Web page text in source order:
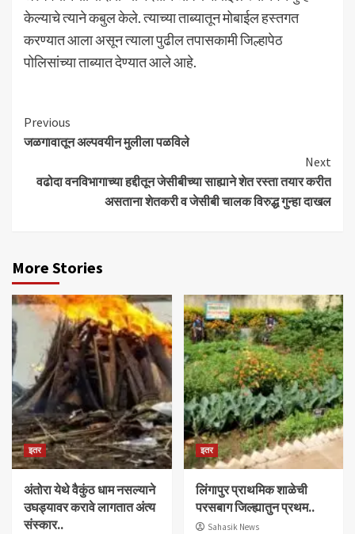
केल्याचे त्याने कबुल केले. त्याच्या ताब्यातून मोबाईल हस्तगत
करण्यात आला असून त्याला पुढील तपासकामी जिल्हापेठ
पोलिसांच्या ताब्यात देण्यात आले आहे.
Continue
Reading
Previous
जळगावातून अल्पवयीन मुलीला पळविले
Next
वढोदा वनविभागाच्या हद्दीतून जेसीबीच्या साह्याने शेत रस्ता तयार करीत
असताना शेतकरी व जेसीबी चालक विरुद्ध गुन्हा दाखल
More Stories
इतर
अंतोरा येथे वैकुंठ धाम नसल्याने
उघड्यावर करावे लागतात अंत्य
संस्कार..
इतर
लिंगापुर प्राथमिक शाळेची
परसबाग जिल्ह्यातुन प्रथम..
Sahasik News